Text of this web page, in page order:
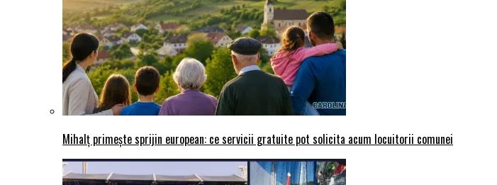
Mihalț primește sprijin european: ce servicii gratuite pot solicita acum locuitorii comunei